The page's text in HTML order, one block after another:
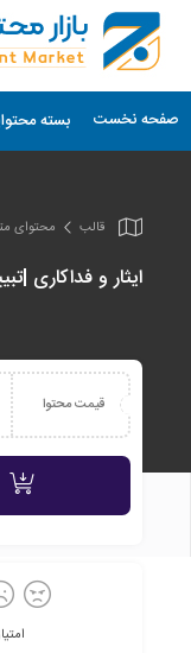
صفحه نخست بسته
قالب محتوای
ایثار و فداکاری
قیمت محتوا